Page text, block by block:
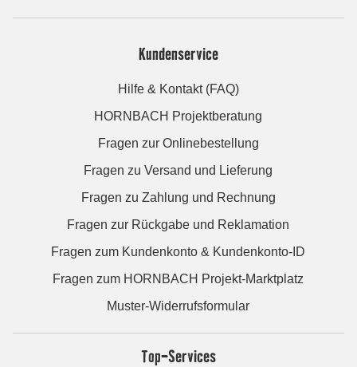
Kundenservice
Hilfe & Kontakt (FAQ)
HORNBACH Projektberatung
Fragen zur Onlinebestellung
Fragen zu Versand und Lieferung
Fragen zu Zahlung und Rechnung
Fragen zur Rückgabe und Reklamation
Fragen zum Kundenkonto & Kundenkonto-ID
Fragen zum HORNBACH Projekt-Marktplatz
Muster-Widerrufsformular
Top-Services